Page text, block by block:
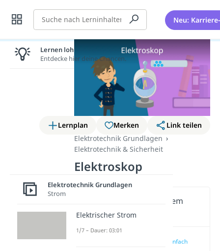
Suche Neu:
Lernplan Merken
Link teilen
Elektrotechnik Grundlagen
Elektrotechnik & Sicherheit
Elektroskop
Wichtige Inhalte in diesem
Video
Elektroskop einfach
Lernen lohnt sich!
Entdecke hier deine Chancen.
Elektrotechnik Grundlagen
Strom
Elektrischer Strom
1/7 – Dauer: 03:01